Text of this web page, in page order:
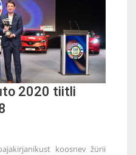
2020 tiitli
koosnev žürii